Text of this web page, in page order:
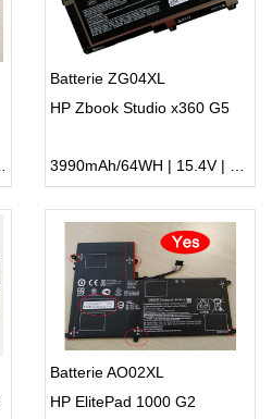
Li-ion ...
Batterie ZG04XL
HP Zbook Studio x360 G5
3990mAh/64WH | 15.4V | Li-ion ...
Batterie AO02XL
HP ElitePad 1000 G2